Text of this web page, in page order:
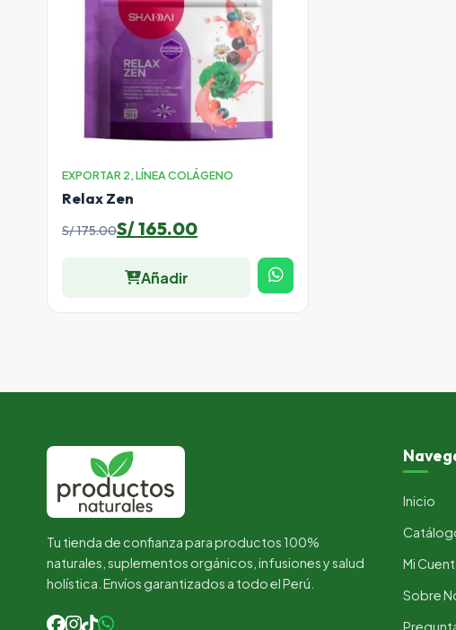
EXPORTAR 2,LÍNEA COLÁGENO
Relax Zen
S/175.00
El
original
era:
S/165.00
El
es:
Añadir
Tu tienda de confianza para productos 100%
naturales, suplementos orgánicos, infusiones y salud
holística. Envíos garantizados a todo el Perú.
Inicio
Mi
Sobre